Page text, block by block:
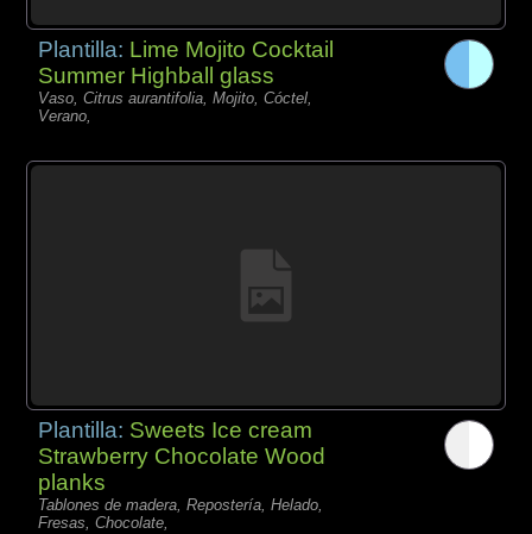
Plantilla: Lime Mojito Cocktail
Summer Highball glass
Vaso, Citrus aurantifolia, Mojito, Cóctel,
Verano,
Plantilla: Sweets Ice cream
Strawberry Chocolate Wood
planks
Tablones de madera, Repostería, Helado,
Fresas, Chocolate,